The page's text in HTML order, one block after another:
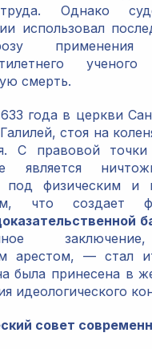
Однако
использовал
смерть.
года в церкви
стоя на
С правовой
является
под физическим и
что создает
арестом, — стал
была принесена в
идеологического
совет